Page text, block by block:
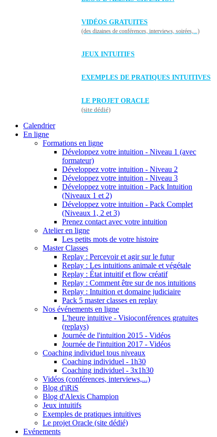
VIDÉOS GRATUITES
(des dizaines de conférences, interviews, soirées,...)
JEUX INTUITIFS
EXEMPLES DE PRATIQUES INTUITIVES
LE PROJET ORACLE
(site dédié)
Calendrier
En ligne
Formations en ligne
Développez votre intuition - Niveau 1 (avec
formateur)
Développez votre intuition - Niveau 2
Développez votre intuition - Niveau 3
Développez votre intuition - Pack Intuition
(Niveaux 1 et 2)
Développez votre intuition - Pack Complet
(Niveaux 1, 2 et 3)
Prenez contact avec votre intuition
Atelier en ligne
Les petits mots de votre histoire
Master Classes
Replay : Percevoir et agir sur le futur
Replay : Les intuitions animale et végétale
Replay : État intuitif et flow créatif
Replay : Comment être sur de nos intuitions
Replay : Intuition et domaine judiciaire
Pack 5 master classes en replay
Nos événements en ligne
L'heure intuitive - Visioconférences gratuites
(replays)
Journée de l'intuition 2015 - Vidéos
Journée de l'intuition 2017 - Vidéos
Coaching individuel tous niveaux
Coaching individuel - 1h30
Coaching individuel - 3x1h30
Vidéos (conférences, interviews,...)
Blog d'iRiS
Blog d'Alexis Champion
Jeux intuitifs
Exemples de pratiques intuitives
Le projet Oracle (site dédié)
Evénements